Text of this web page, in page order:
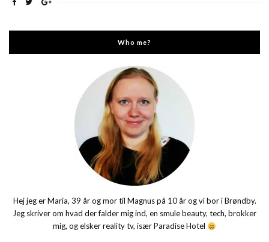
Who me?
Hej jeg er Maria, 39 år og mor til Magnus på 10 år og vi bor i Brøndby.
Jeg skriver om hvad der falder mig ind, en smule beauty, tech, brokker
mig, og elsker reality tv, især Paradise Hotel